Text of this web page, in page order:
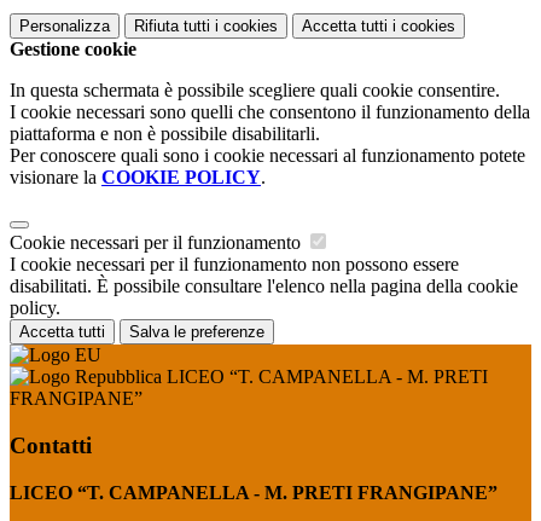
Personalizza Rifiuta tutti i cookies Accetta tutti i cookies
Gestione cookie
In questa schermata è possibile scegliere quali cookie consentire.
I cookie necessari sono quelli che consentono il funzionamento della
piattaforma e non è possibile disabilitarli.
Per conoscere quali sono i cookie necessari al funzionamento potete
visionare la COOKIE POLICY.
Cookie necessari per il funzionamento
I cookie necessari per il funzionamento non possono essere
disabilitati. È possibile consultare l'elenco nella pagina della cookie
policy.
Accetta tutti Salva le preferenze
LICEO “T. CAMPANELLA - M. PRETI
FRANGIPANE”
Contatti
LICEO “T. CAMPANELLA - M. PRETI FRANGIPANE”